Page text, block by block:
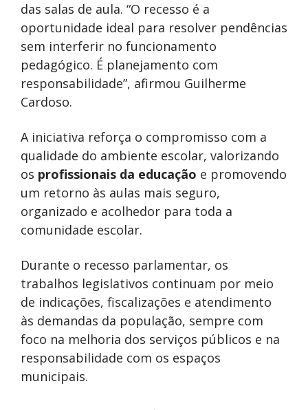
das salas de aula. “O recesso é a
oportunidade ideal para resolver pendências
sem interferir no funcionamento
pedagógico. É planejamento com
responsabilidade”, afirmou Guilherme
Cardoso.
A iniciativa reforça o compromisso com a
qualidade do ambiente escolar, valorizando
os profissionais da educação e promovendo
um retorno às aulas mais seguro,
organizado e acolhedor para toda a
comunidade escolar.
Durante o recesso parlamentar, os
trabalhos legislativos continuam por meio
de indicações, fiscalizações e atendimento
às demandas da população, sempre com
foco na melhoria dos serviços públicos e na
responsabilidade com os espaços
municipais.